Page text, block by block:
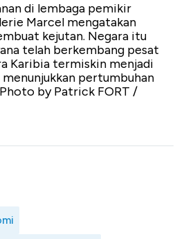
di lembaga pemikir
Marcel mengatakan
kejutan. Negara itu
telah berkembang pesat
Karibia termiskin menjadi
pertumbuhan
by Patrick FORT /